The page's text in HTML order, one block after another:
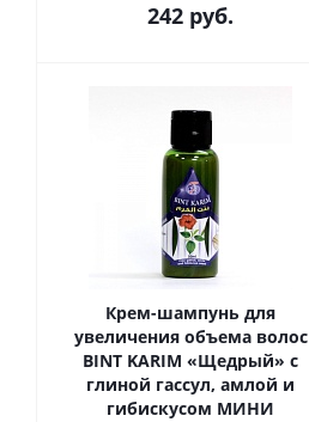
242 руб.
Крем-шампунь для
увеличения объема волос
BINT KARIM «Щедрый» с
глиной гассул, амлой и
гибискусом МИНИ